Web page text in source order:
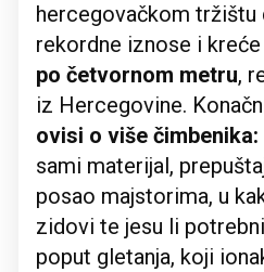
hercegovačkom tržištu
rekordne iznose i
po četvornom metru,
iz Hercegovine.
ovisi o više čimbenika:
sami materijal,
posao majstorima, u
zidovi te jesu li
poput gletanja, koji